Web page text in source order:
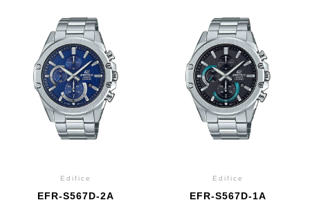
Edifice
EFR-S567D-2A
Edifice
EFR-S567D-1A